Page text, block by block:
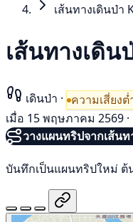
เส้นทางเดินป่า
เส้นทางเดิ
เดินป่า · ความเสี่ยงต่
เมื่อ 15 พฤษภาคม 2569 ·
วางแผนทริปจากเส้นท
บันทึกเป็นแผนทริปใหม่ ต้